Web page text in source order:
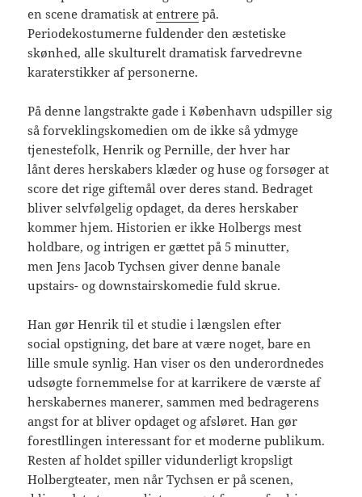
en scene dramatisk atentrere på.
Periodekostumerne fuldender den æstetiske
skønhed, alle skulturelt dramatisk farvedrevne
karaterstikker af personerne.
På denne langstrakte gade i København udspiller sig
så forveklingskomedien om de ikke så ydmyge
tjenestefolk, Henrik og Pernille, der hver har
lånt deres herskabers klæder og huse og forsøger at
score det rige giftemål over deres stand. Bedraget
bliver selvfølgelig opdaget, da deres herskaber
kommer hjem. Historien er ikke Holbergs mest
holdbare, og intrigen er gættet på 5 minutter,
men Jens Jacob Tychsen giver denne banale
upstairs- og downstairskomedie fuld skrue.
Han gør Henrik til et studie i længslen efter
social opstigning, det bare at være noget, bare en
lille smule synlig. Han viser os den underordnedes
udsøgte fornemmelse for at karrikere de værste af
herskabernes manerer, sammen med bedragerens
angst for at bliver opdaget og afsløret. Han gør
forestllingen interessant for et moderne publikum.
Resten af holdet spiller vidunderligt kropsligt
Holbergteater, men når Tychsen er på scenen,